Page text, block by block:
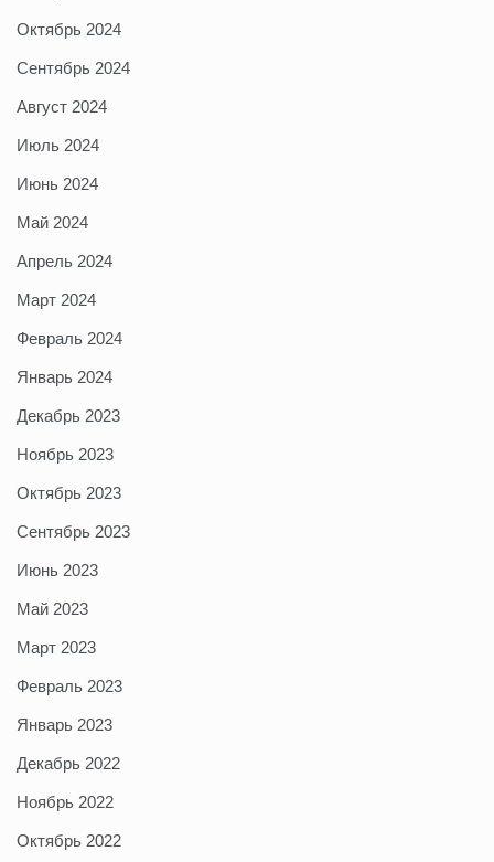
Октябрь 2024
Сентябрь 2024
Август 2024
Июль 2024
Июнь 2024
Май 2024
Апрель 2024
Март 2024
Февраль 2024
Январь 2024
Декабрь 2023
Ноябрь 2023
Октябрь 2023
Сентябрь 2023
Июнь 2023
Май 2023
Март 2023
Февраль 2023
Январь 2023
Декабрь 2022
Ноябрь 2022
Октябрь 2022